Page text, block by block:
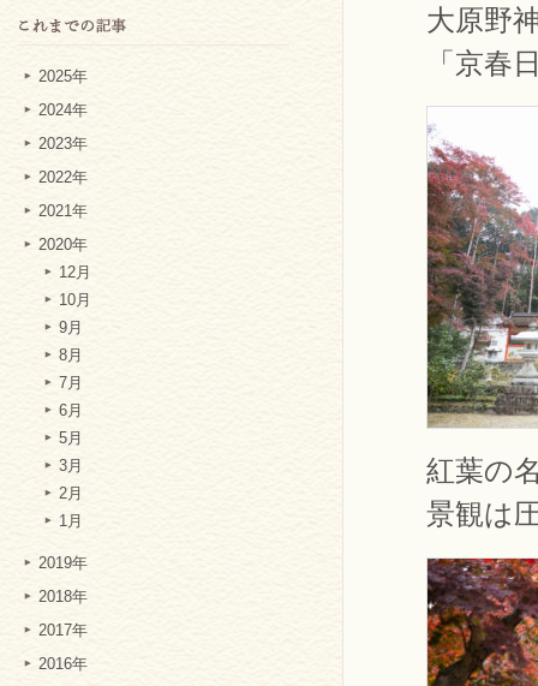
2025年
2024年
2023年
2022年
2021年
2020年
12月
10月
9月
8月
7月
6月
5月
3月
2月
1月
2019年
2018年
2017年
2016年
大原野
「京春
紅葉の
景観は